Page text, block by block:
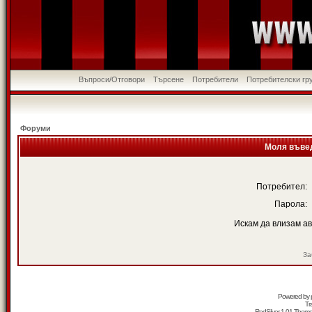
Въпроси/Отговори Търсене Потребители Потребителски
Форуми
Моля
Потребител:
Парола:
Искам да влизам
Powered by